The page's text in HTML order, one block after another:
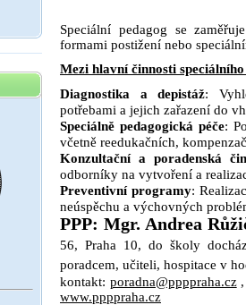
Speciální pedagog se
formami postižení nebo
Mezi hlavní činnosti
Diagnostika a depistáž:
potřebami a jejich zařazení do
Speciálně pedagogická péče:
včetně reedukačních,
Konzultační a poradenská
odborníky na vytvoření a
Preventivní programy:
neúspěchu a výchovných
PPP: Mgr. Andrea
56, Praha 10, do školy
poradcem, učiteli, hospitace v
kontakt: poradna@ppppraha.cz,
www.ppppraha.cz